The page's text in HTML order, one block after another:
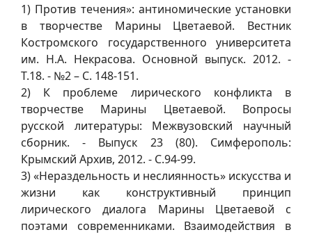
1) Против течения»: антиномические установки
в творчестве Марины Цветаевой. Вестник
Костромского государственного университета
им. Н.А. Некрасова. Основной выпуск. 2012. -
Т.18. - №2 – С. 148-151.
2) К проблеме лирического конфликта в
творчестве Марины Цветаевой. Вопросы
русской литературы: Межвузовский научный
сборник. - Выпуск 23 (80). Симферополь:
Крымский Архив, 2012. - С.94-99.
3) «Нераздельность и неслиянность» искусства и
жизни как конструктивный принцип
лирического диалога Марины Цветаевой с
поэтами современниками. Взаимодействия в